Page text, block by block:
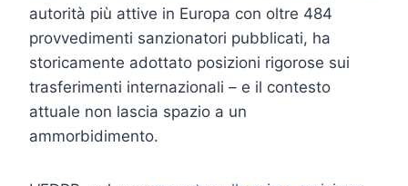
autorità più attive in Europa con oltre 484
provvedimenti sanzionatori pubblicati, ha
storicamente adottato posizioni rigorose sui
trasferimenti internazionali – e il contesto
attuale non lascia spazio a un
ammorbidimento.